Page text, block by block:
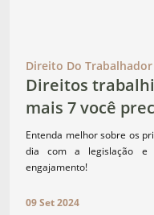
Direito Do Trabalhador
Direitos
mais 7 você
Entenda melhor sobre os
dia com a legislação e
engajamento!
09 Set 2024